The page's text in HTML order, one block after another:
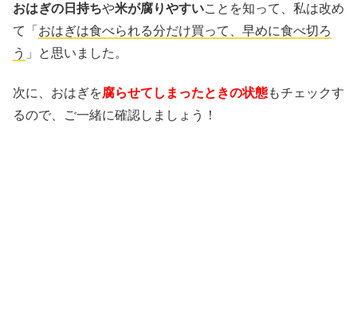
おはぎの日持ちや米が腐りやすいことを知って、私は改め
て「 おはぎは食べられる分だけ買って、早めに食べ切ろ
う 」と思いました。
次に、おはぎを腐らせてしまったときの状態もチェックす
るので、ご一緒に確認しましょう！